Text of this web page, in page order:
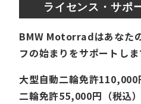
ライセンス・サポ
BMW Motorradはあなた
フの始まりをサポートしま
大型自動二輪免許
二輪免許55,000円（税込）